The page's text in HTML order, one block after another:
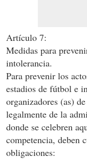
Artículo 7:
Medidas para
intolerancia.
Para prevenir los
estadios de fútbol e
organizadores (as)
legalmente de la
donde se celebren
competencia, deben
obligaciones: